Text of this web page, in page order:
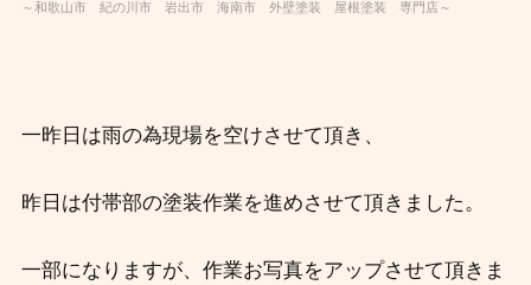
～和歌山市 紀の川市 岩出市 海南市 外壁塗装 屋根塗装 専門店～
一昨日は雨の為現場を空けさせて頂き、
昨日は付帯部の塗装作業を進めさせて頂きました。
一部になりますが、作業お写真をアップさせて頂きま